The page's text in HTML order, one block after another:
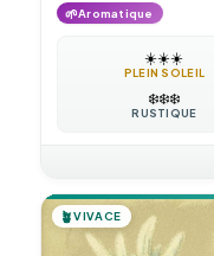
🌱Aromatique
☀️☀️☀️
PLEIN SOLEIL
❄️❄️❄️
RUSTIQUE
🪴VIVACE